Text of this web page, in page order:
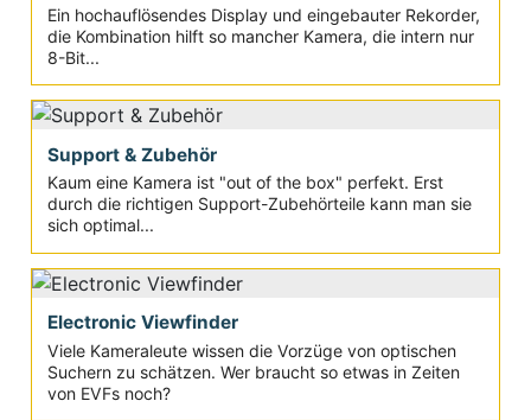
Ein hochauflösendes Display und eingebauter Rekorder,
die Kombination hilft so mancher Kamera, die intern nur
8-Bit...
Support & Zubehör
Kaum eine Kamera ist "out of the box" perfekt. Erst
durch die richtigen Support-Zubehörteile kann man sie
sich optimal...
Electronic Viewfinder
Viele Kameraleute wissen die Vorzüge von optischen
Suchern zu schätzen. Wer braucht so etwas in Zeiten
von EVFs noch?